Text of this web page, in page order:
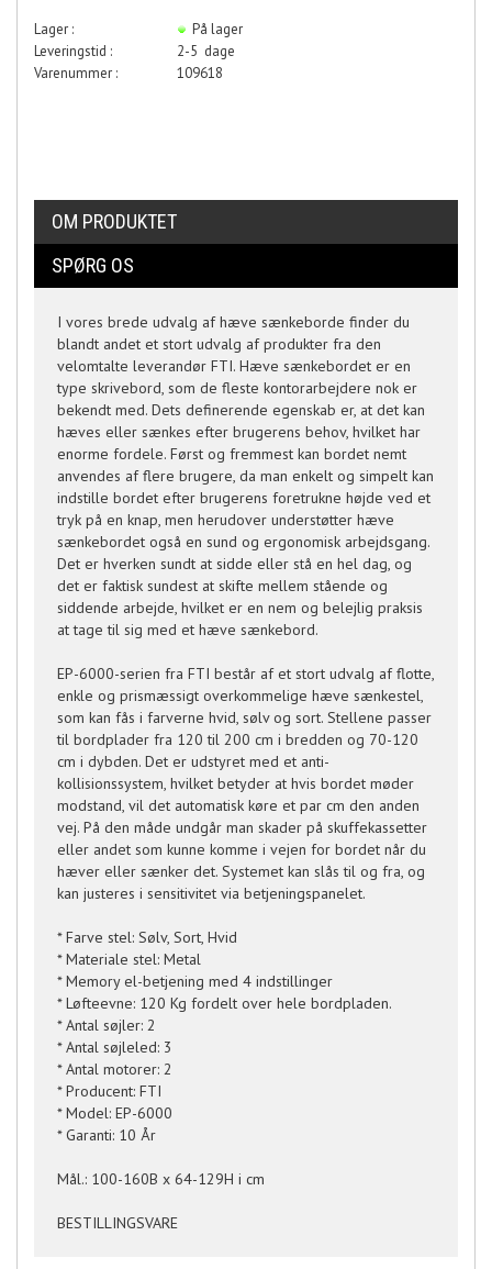
Lager :
På lager
Leveringstid :
2-5 dage
Varenummer :
109618
OM PRODUKTET
SPØRG OS
I vores brede udvalg af hæve sænkeborde finder du
blandt andet et stort udvalg af produkter fra den
velomtalte leverandør FTI. Hæve sænkebordet er en
type skrivebord, som de fleste kontorarbejdere nok er
bekendt med. Dets definerende egenskab er, at det kan
hæves eller sænkes efter brugerens behov, hvilket har
enorme fordele. Først og fremmest kan bordet nemt
anvendes af flere brugere, da man enkelt og simpelt kan
indstille bordet efter brugerens foretrukne højde ved et
tryk på en knap, men herudover understøtter hæve
sænkebordet også en sund og ergonomisk arbejdsgang.
Det er hverken sundt at sidde eller stå en hel dag, og
det er faktisk sundest at skifte mellem stående og
siddende arbejde, hvilket er en nem og belejlig praksis
at tage til sig med et hæve sænkebord.
EP-6000-serien fra FTI består af et stort udvalg af flotte,
enkle og prismæssigt overkommelige hæve sænkestel,
som kan fås i farverne hvid, sølv og sort. Stellene passer
til bordplader fra 120 til 200 cm i bredden og 70-120
cm i dybden. Det er udstyret med et anti-
kollisionssystem, hvilket betyder at hvis bordet møder
modstand, vil det automatisk køre et par cm den anden
vej. På den måde undgår man skader på skuffekassetter
eller andet som kunne komme i vejen for bordet når du
hæver eller sænker det. Systemet kan slås til og fra, og
kan justeres i sensitivitet via betjeningspanelet.
* Farve stel: Sølv, Sort, Hvid
* Materiale stel: Metal
* Memory el-betjening med 4 indstillinger
* Løfteevne: 120 Kg fordelt over hele bordpladen.
* Antal søjler: 2
* Antal søjleled: 3
* Antal motorer: 2
* Producent: FTI
* Model: EP-6000
* Garanti: 10 År
Mål.: 100-160B x 64-129H i cm
BESTILLINGSVARE